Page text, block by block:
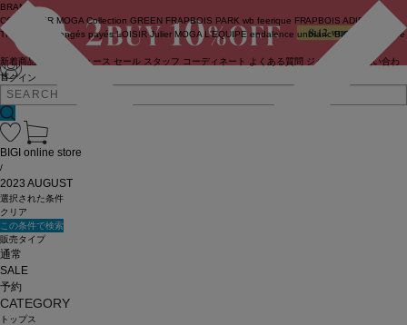
ログイン
BRAND
COUTURIER MOGA Collection GREEN FRAPBOIS PARK wb feerique FRAPBOIS ADIEU
TRISTESSE
congés payés LOISIR Julier MOGA L'EQUIPE endalence unbilanc BIGI online store
新着商品 ニュース セール スタッフ コーディネート よくある質問 ジャーナル
お問い合わ
せ
BIGI online store
/
2023 AUGUST
選択された条件
クリア
この条件で検索
販売タイプ
通常
SALE
予約
CATEGORY
トップス